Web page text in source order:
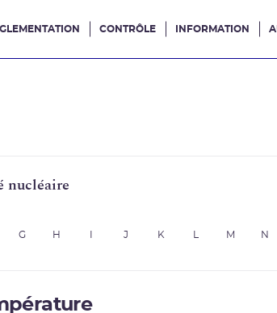
dans le siteCONTRÔLE INFORMATION
nucléaire
G H J K M N